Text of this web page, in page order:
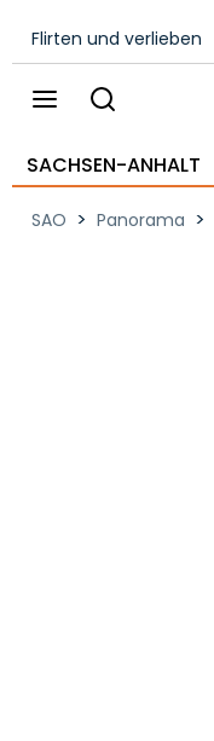
Flirten und verlieben
SACHSEN-ANHALT
SAO > Panorama >